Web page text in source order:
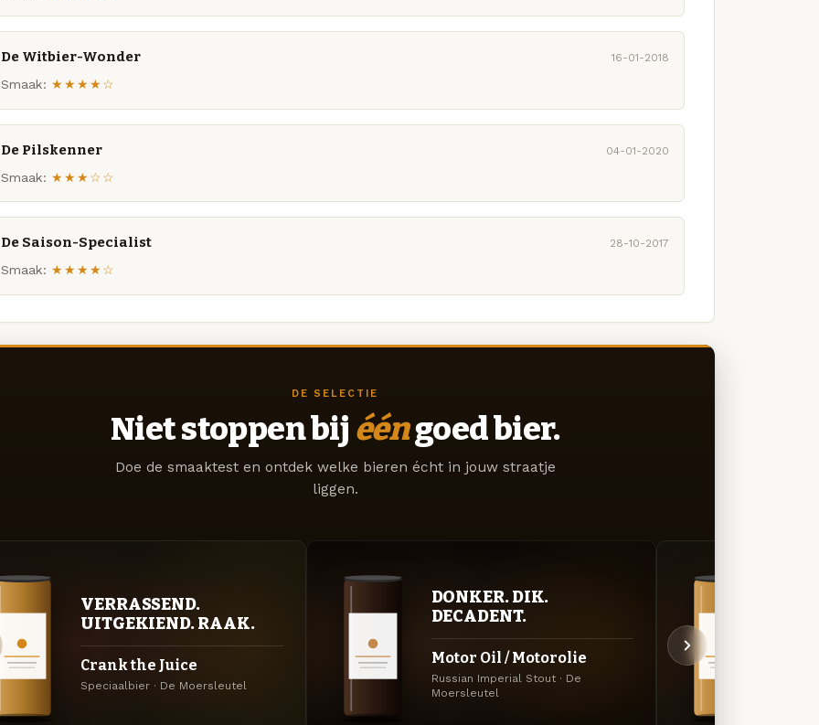
De Witbier-Wonder 16-01-2018
Smaak: ★★★★☆
De Pilskenner 04-01-2020
Smaak: ★★★☆☆
De Saison-Specialist 28-10-2017
Smaak: ★★★★☆
DE SELECTIE
Niet stoppen bij ééngoed bier.
Doe de smaaktest en ontdek welke bieren écht in jouw straatje
liggen.
VERRASSEND.
UITGEKIEND. RAAK.
Crank the Juice
Speciaalbier · De Moersleutel
DONKER. DIK.
DECADENT.
Motor Oil / Motorolie
Russian Imperial Stout · De
Moersleutel